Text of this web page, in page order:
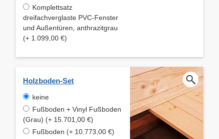
Komplettsatz
dreifachverglaste PVC-Fenster
und Außentüren, anthrazitgrau
(+ 1.099,00 €)
Holzboden-Set
keine
Fußboden + Vinyl Fußboden
(Grau) (+ 15.701,00 €)
Fußboden (+ 10.773,00 €)